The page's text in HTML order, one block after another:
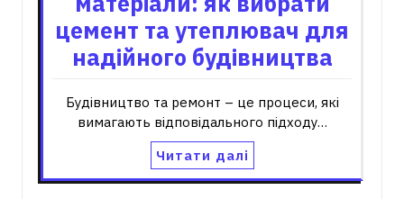
цемент та утеплювач для
надійного будівництва
Будівництво та ремонт – це процеси, які
вимагають відповідального підходу…
Читати далі